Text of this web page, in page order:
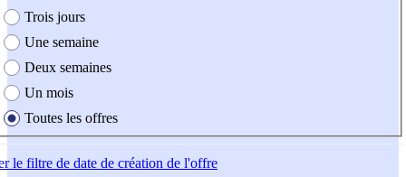
Trois jours
Une semaine
Deux semaines
Un mois
Toutes les offres
le filtre de date de création de l'offre